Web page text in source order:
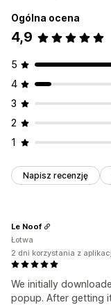
Ogólna ocena
4,9
5
4
3
2
1
Napisz recenzję
We initially
popup. After getting
Le Noof
Łotwa
2 dni korzystania z